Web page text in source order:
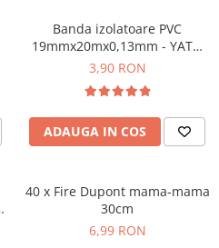
Banda izolatoare PVC
19mmx20mx0,13mm - YATO
YT-8165
3,90 RON
ADAUGA IN COS
40 x Fire Dupont mama-mama
30cm
6,99 RON